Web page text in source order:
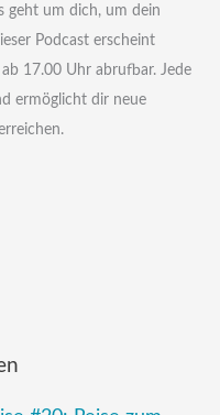
geht um dich, um dein
Podcast erscheint
17.00 Uhr abrufbar. Jede
ermöglicht dir neue